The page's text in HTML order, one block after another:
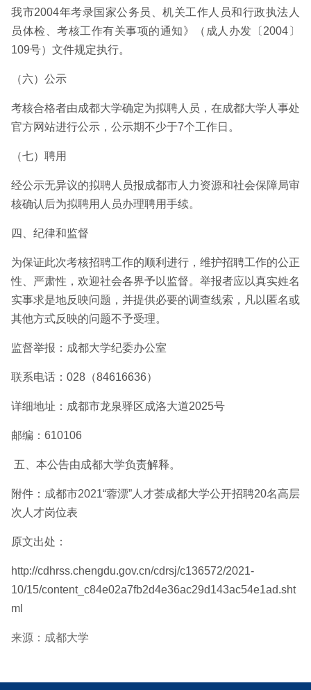
我市2004年考录国家公务员、机关工作人员和行政执法人
员体检、考核工作有关事项的通知》（成人办发〔2004〕
109号）文件规定执行。
（六）公示
考核合格者由成都大学确定为拟聘人员，在成都大学人事处
官方网站进行公示，公示期不少于7个工作日。
（七）聘用
经公示无异议的拟聘人员报成都市人力资源和社会保障局审
核确认后为拟聘用人员办理聘用手续。
四、纪律和监督
为保证此次考核招聘工作的顺利进行，维护招聘工作的公正
性、严肃性，欢迎社会各界予以监督。举报者应以真实姓名
实事求是地反映问题，并提供必要的调查线索，凡以匿名或
其他方式反映的问题不予受理。
监督举报：成都大学纪委办公室
联系电话：028（84616636）
详细地址：成都市龙泉驿区成洛大道2025号
邮编：610106
五、本公告由成都大学负责解释。
附件：成都市2021“蓉漂”人才荟成都大学公开招聘20名高层
次人才岗位表
原文出处：
http://cdhrss.chengdu.gov.cn/cdrsj/c136572/2021-
10/15/content_c84e02a7fb2d4e36ac29d143ac54e1ad.sht
ml
来源：成都大学